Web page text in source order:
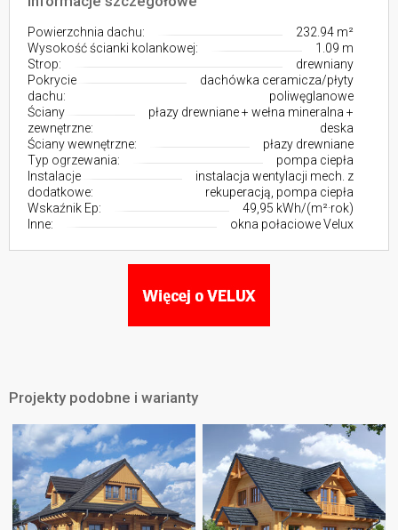
Powierzchnia dachu:
232.94 m²
Wysokość ścianki kolankowej:
1.09 m
Strop:
drewniany
Pokrycie
dachu:
dachówka ceramicza/płyty
poliwęglanowe
Ściany
zewnętrzne:
płazy drewniane + wełna mineralna +
deska
Ściany wewnętrzne:
płazy drewniane
Typ ogrzewania:
pompa ciepła
Instalacje
dodatkowe:
instalacja wentylacji mech. z
rekuperacją, pompa ciepła
Wskaźnik Ep:
49,95 kWh/(m²·rok)
Inne:
okna połaciowe Velux
Projekty podobne i warianty